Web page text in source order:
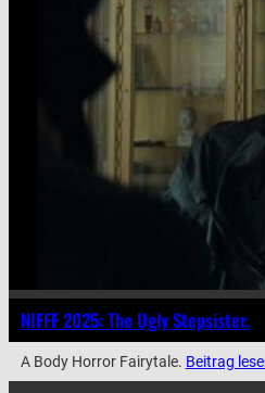
NIFFF 2025: The Ugly Stepsister.
A Body Horror Fairytale. Beitrag